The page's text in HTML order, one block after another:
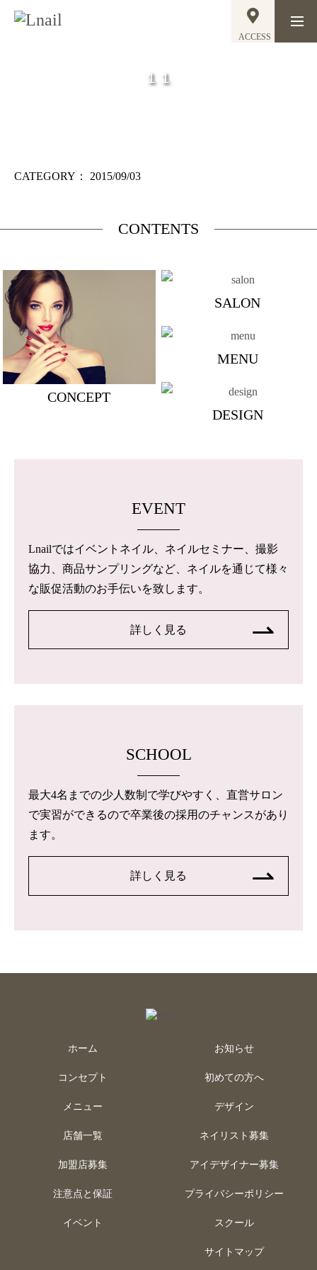
ACCESS
１１
CATEGORY： 2015/09/03
CONTENTS
CONCEPT
SALON
MENU
DESIGN
EVENT
Lnailではイベントネイル、ネイルセミナー、撮影
協力、商品サンプリングなど、ネイルを通じて様々
な販促活動のお手伝いを致します。
詳しく見る
SCHOOL
最大4名までの少人数制で学びやすく、直営サロン
で実習ができるので卒業後の採用のチャンスがあり
ます。
詳しく見る
ホーム
コンセプト
メニュー
店舗一覧
加盟店募集
注意点と保証
イベント
お知らせ
初めての方へ
デザイン
ネイリスト募集
アイデザイナー募集
プライバシーポリシー
スクール
サイトマップ